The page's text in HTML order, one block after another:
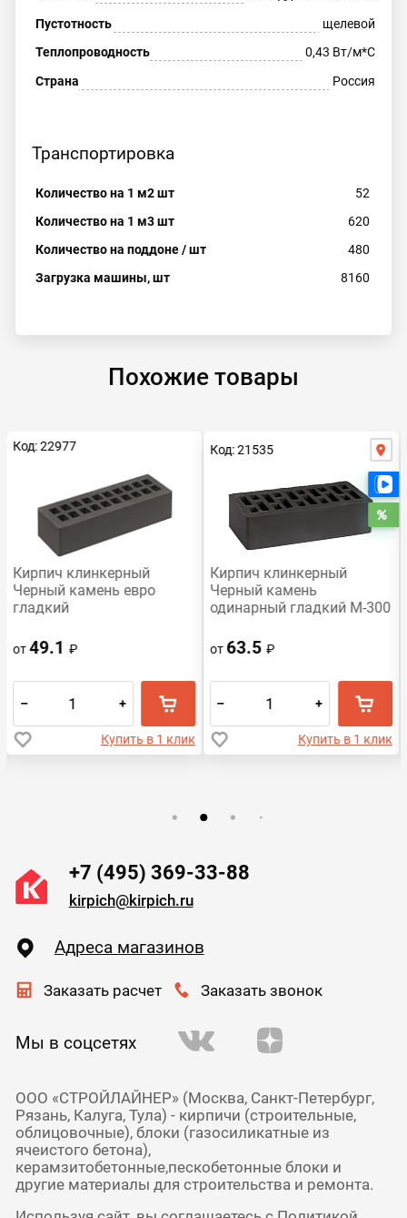
Пустотность
щелевой
Теплопроводность
0,43 Вт/м*С
Страна
Россия
Транспортировка
Количество на 1 м2 шт
52
Количество на 1 м3 шт
620
Количество на поддоне / шт
480
Загрузка машины, шт
8160
Похожие товары
Код: 22977
Кирпич клинкерный
Черный камень евро
гладкий
от49.1₽
– +
Купить в 1 клик
Код: 21535
Кирпич клинкерный
Черный камень
одинарный гладкий М-300
от 63.5₽
– +
Купить в 1 клик
+7 (495) 369-33-88
kirpich@kirpich.ru
Адреса магазинов
Заказать расчет Заказать звонок
Мы в соцсетях
ООО «СТРОЙЛАЙНЕР» (Москва, Санкт-Петербург,
Рязань, Калуга, Тула) - кирпичи (строительные,
облицовочные), блоки (газосиликатные из
ячеистого бетона),
керамзитобетонные,пескобетонные блоки и
другие материалы для строительства и ремонта.